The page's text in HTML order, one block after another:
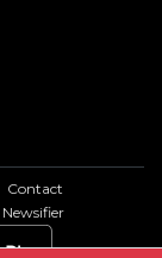
Contact
Newsifier